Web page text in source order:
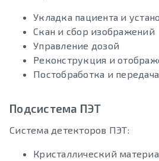
Укладка пациента и
Скан и сбор изображений
Управление дозой
Реконструкция и
Постобработка и
Подсистема ПЭТ
Система детекторов ПЭТ:
Кристаллический